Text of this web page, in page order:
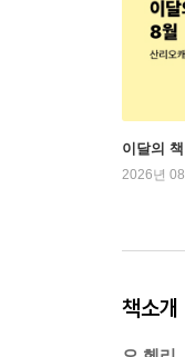
이달의
2026년
책소개